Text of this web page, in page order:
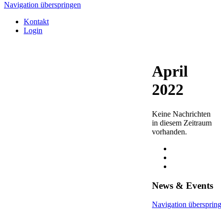
Navigation überspringen
Kontakt
Login
April
2022
Keine Nachrichten
in diesem Zeitraum
vorhanden.
News & Events
Navigation